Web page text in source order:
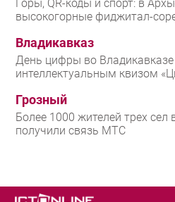
Горы, QR-коды и спорт: в
высокогорные фиджитал-
Владикавказ
День цифры во
интеллектуальным квизом
Грозный
Более 1000 жителей трех сел
получили связь МТС